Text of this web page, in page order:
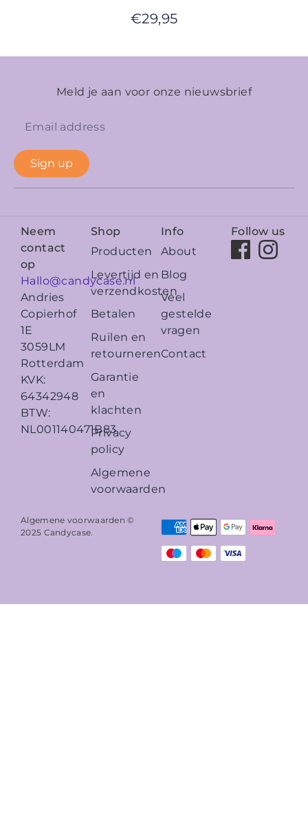
€29,95
Meld je aan voor onze nieuwsbrief
Sign up
Neem
contact
op
Hallo@candycase.nl
Andries
Copierhof
1E
3059LM
Rotterdam
KVK:
64342948
BTW:
NL001140471B83
Shop
Producten
Levertijd en
verzendkosten
Betalen
Ruilen en
retourneren
Garantie
en
klachten
Privacy
policy
Algemene
voorwaarden
Info
About
Blog
Veel
gestelde
vragen
Contact
Follow us
Algemene voorwaarden ©
2025 Candycase.